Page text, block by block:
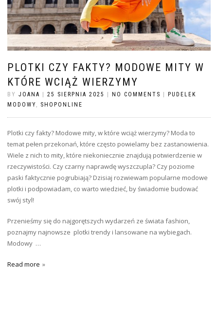
PLOTKI CZY FAKTY? MODOWE MITY W
KTÓRE WCIĄŻ WIERZYMY
BY JOANA | 25 SIERPNIA 2025 | NO COMMENTS | PUDELEK
MODOWY
SHOPONLINE
Plotki czy fakty? Modowe mity, w które wciąż wierzymy? Moda to
temat pełen przekonań, które często powielamy bez zastanowienia.
Wiele z nich to mity, które niekoniecznie znajdują potwierdzenie w
rzeczywistości. Czy czarny naprawdę wyszczupla? Czy poziome
paski faktycznie pogrubiają? Dzisiaj rozwiewam popularne modowe
plotki i podpowiadam, co warto wiedzieć, by świadomie budować
swój styl!
Przenieśmy się do najgorętszych wydarzeń ze świata fashion,
poznajmy najnowsze plotki trendy i lansowane na wybiegach.
Modowy …
Read more